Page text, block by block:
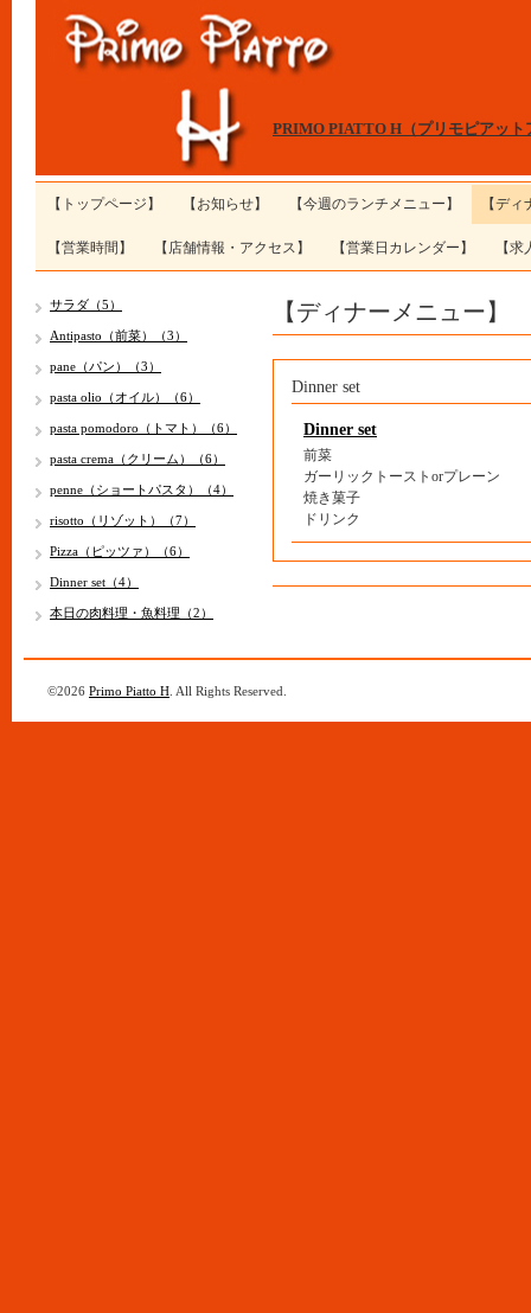
PRIMO PIATTO H（プリモピアット
【トップページ】 【お知らせ】 【今週のランチメニュー】 【デ
【営業時間】 【店舗情報・アクセス】 【営業日カレンダー】 【
【ディナーメニュー】
Dinner set
Dinner set
前菜
ガーリックトーストorプレーン
焼き菓子
ドリンク
サラダ（5）
Antipasto（前菜）（3）
pane（パン）（3）
pasta olio（オイル）（6）
pasta pomodoro（トマト）（6）
pasta crema（クリーム）（6）
penne（ショートパスタ）（4）
risotto（リゾット）（7）
Pizza（ピッツァ）（6）
Dinner set（4）
本日の肉料理・魚料理（2）
©2026 Primo Piatto H . All Rights Reserved.